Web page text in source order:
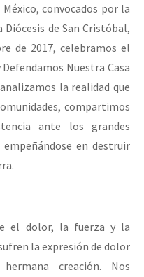
convocados por la
de San Cristóbal,
de 2017, celebramos el
Nuestra Casa
la realidad que
compartimos
ante los grandes
en destruir
el dolor, la fuerza y la
la expresión de dolor
creación. Nos